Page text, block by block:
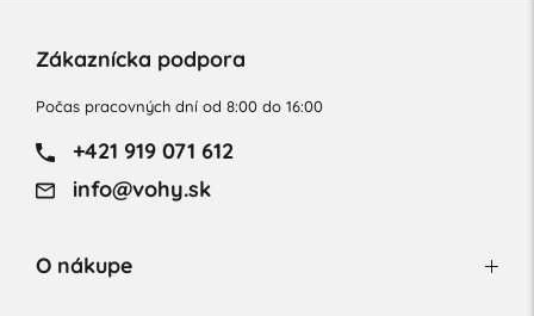
Zákaznícka podpora
Počas pracovných dní od 8:00 do 16:00
+421 919 071 612
info@vohy.sk
O nákupe